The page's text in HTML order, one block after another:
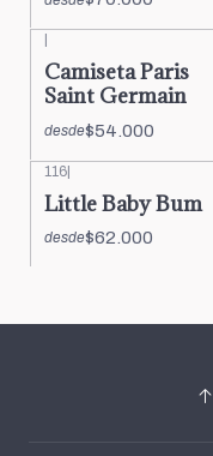
Camiseta Paris
Saint Germain
desde$54.000
116|
Little Baby Bum
desde$62.000